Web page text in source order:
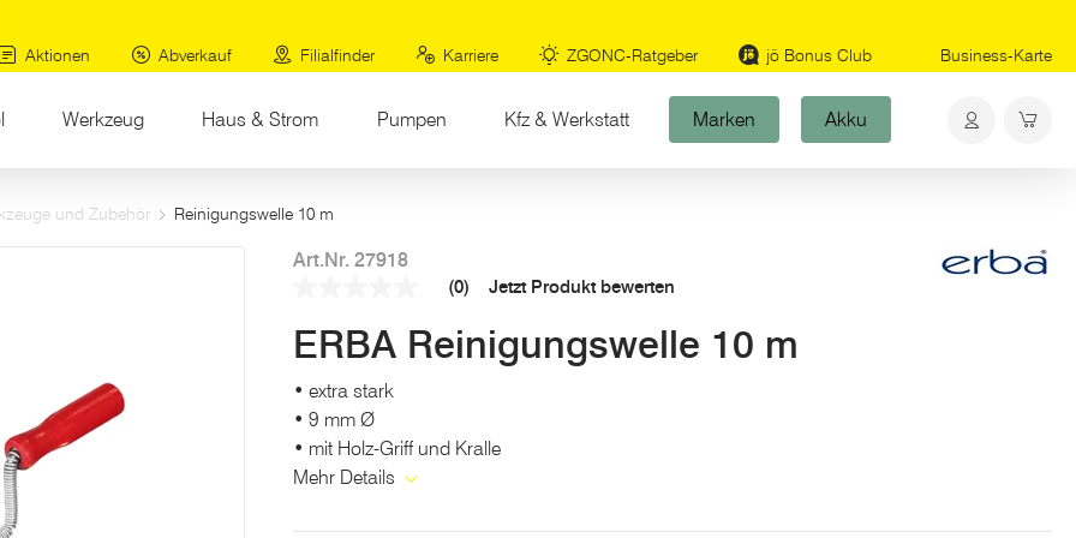
Aktionen
Abverkauf Filialfinder Karriere ZGONC-Ratgeber jö Bonus Club Business-Karte
Werkzeug Haus & Strom Pumpen Kfz & Werkstatt Marken Akku
und Zubehör Reinigungswelle 10 m
Art.Nr. 27918
Link
auf
Seite.
(0) Jetzt Produkt bewerten
ERBA Reinigungswelle 10 m
• extra stark
• 9 mm Ø
• mit Holz-Griff und Kralle
Mehr Details